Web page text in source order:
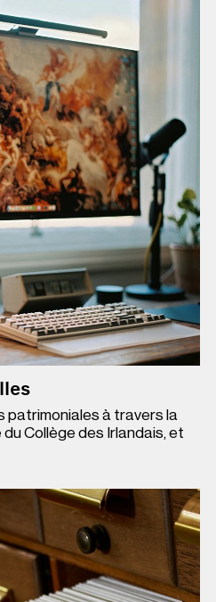
patrimoniales à travers la
Collège des Irlandais, et